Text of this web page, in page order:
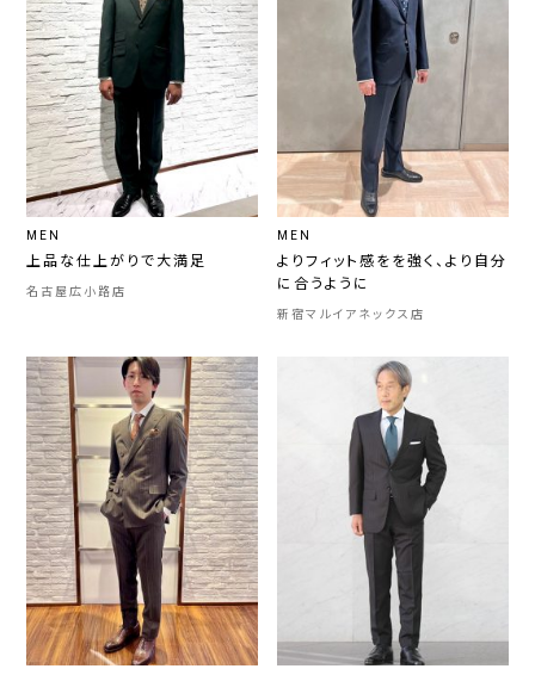
MEN
上品な仕上がりで大満足
名古屋広小路店
MEN
よりフィット感をを強く、より自分
に合うように
新宿マルイアネックス店